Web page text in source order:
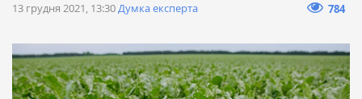
13 грудня 2021, 13:30Думка експерта 784